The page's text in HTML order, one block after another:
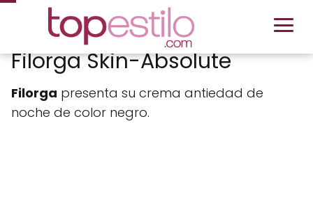
Filorga Skin-Absolute
Filorga presenta su crema antiedad de
noche de color negro.